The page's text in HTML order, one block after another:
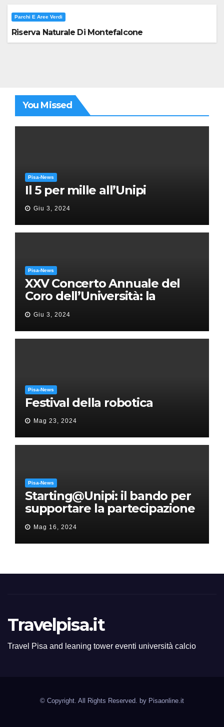
Parchi E Aree Verdi
Riserva Naturale Di Montefalcone
You Missed
Pisa-News
Il 5 per mille all’Unipi
Giu 3, 2024
Pisa-News
XXV Concerto Annuale del
Coro dell’Università: la
“Messa in gloria” di Giacomo
Puccini
Giu 3, 2024
Pisa-News
Festival della robotica
Mag 23, 2024
Pisa-News
Starting@Unipi: il bando per
supportare la partecipazione
all’ERC Starting Grant
Mag 16, 2024
Travelpisa.it
Travel Pisa and leaning tower eventi università calcio
© Copyright. All Rights Reserved. by Pisaonline.it